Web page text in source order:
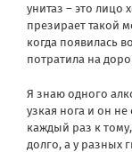
унитаз – это лицо
презирает такой
когда появилась
потратила на
Я знаю одного
узкая нога и он
каждый раз к
долго, а у разных